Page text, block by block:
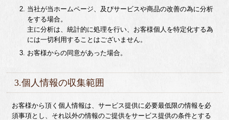
当社が当ホームページ、及びサービスや商品の改善の為に分析
をする場合。
主に分析は、統計的に処理を行い、お客様個人を特定化する為
には一切利用することはございません。
お客様からの同意があった場合。
3.個人情報の収集範囲
お客様から頂く個人情報は、サービス提供に必要最低限の情報を必
須事項とし、それ以外の情報のご提供をサービス提供の条件とする